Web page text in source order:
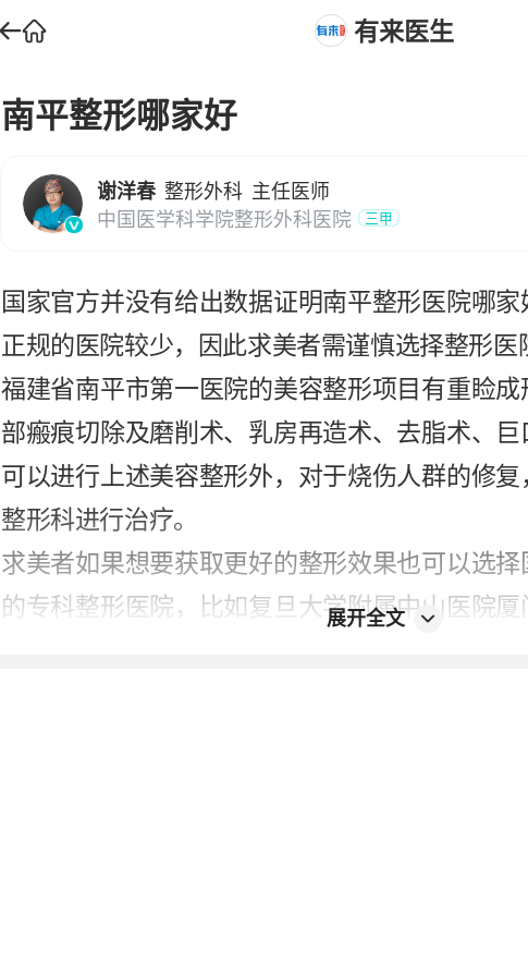
有来医生
南平整形哪家好
谢洋春 整形外科 主任医师
中国医学科学院整形外科医院
三甲
国家官方并没有给出数据证明南平整形医院哪
正规的医院较少，因此求美者需谨慎选择整形医
福建省南平市第一医院的美容整形项目有重睑
部瘢痕切除及磨削术、乳房再造术、去脂术、
可以进行上述美容整形外，对于烧伤人群的修
整形科进行治疗。
求美者如果想要获取更好的整形效果也可以选
的专科整形医院，比如复旦大学附属中山医院
展开全文